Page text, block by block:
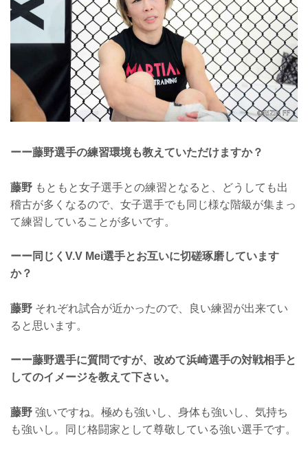
ーー藤野選手の練習環境も教えていただけますか？
藤野 もともと女子選手との練習となると、どうしても出
稽古が多くなるので、女子選手でも同じ様な階級が集まっ
て練習していることが多いです。
ーー同じくV.V Mei選手とお互いに切磋琢磨しています
か？
藤野 それぞれ試合が近かったので、良い練習が出来てい
ると思います。
ーー藤野選手に質問ですが、改めて浜崎選手の対戦相手と
してのイメージを教えて下さい。
藤野 強いですね。極めも強いし、身体も強いし、気持ち
も強いし。同じ格闘家として尊敬している強い選手です。